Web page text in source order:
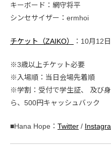
キーボード：網守将平
シンセサイザー：ermhoi
チケット（ZAIKO） ：10月12
※3歳以上チケット必要
※入場順：当日会場先着順
※学割：受付で学生証、 及び
ら、500円キャッシュバック
■Hana Hope： Twitter /